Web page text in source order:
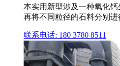
本实用新型涉及一种氧化
再将不同粒径的石料分别
联系电话: 180 3780 8511